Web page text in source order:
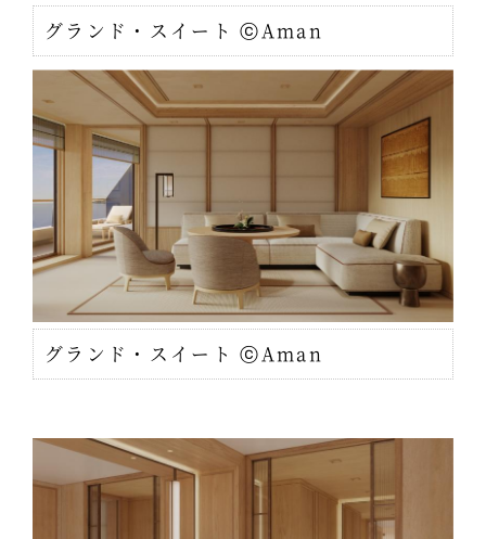
グランド・スイート ⓒAman
グランド・スイート ⓒAman